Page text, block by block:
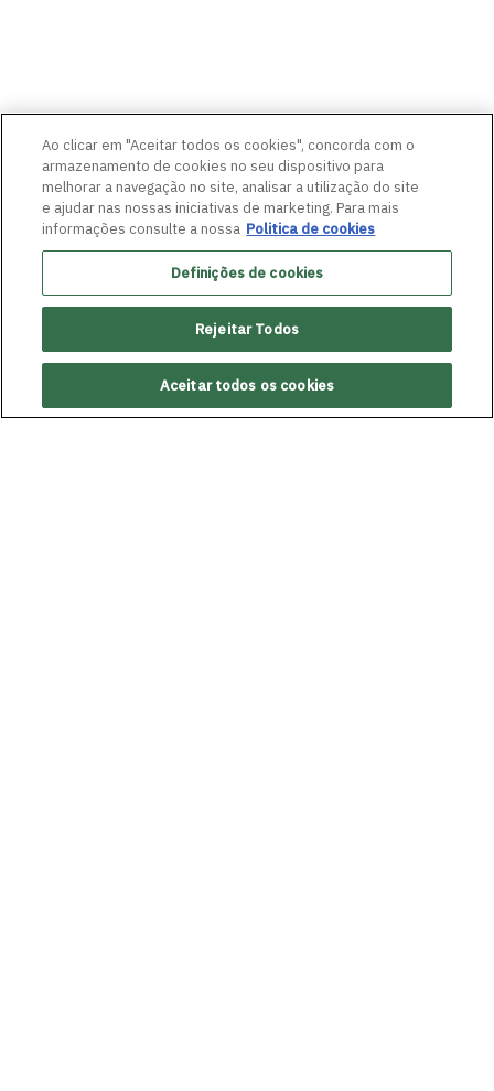
Ao clicar em "Aceitar todos os cookies", concorda com o
armazenamento de cookies no seu dispositivo para
melhorar a navegação no site, analisar a utilização do site
e ajudar nas nossas iniciativas de marketing. Para mais
informações consulte a nossa Politica de cookies
Definições de cookies
Rejeitar Todos
Aceitar todos os cookies